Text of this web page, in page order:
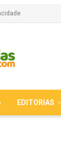
EDITORIAS